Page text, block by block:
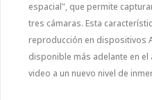
espacial", que permite
tres cámaras. Esta
reproducción en dispositivos
disponible más adelante en el
video a un nuevo nivel de